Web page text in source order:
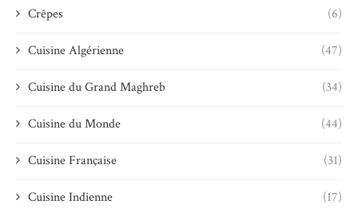
Crêpes (6)
Cuisine Algérienne (47)
Cuisine du Grand Maghreb (34)
Cuisine du Monde (44)
Cuisine Française (31)
Cuisine Indienne (17)